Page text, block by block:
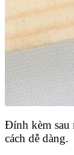
Đính kèm sau
cách dễ dàng.